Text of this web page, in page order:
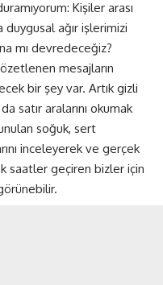
Kişiler arası
ağır işlerimizi
mı devredeceğiz?
mesajların
bir şey var. Artık gizli
satır aralarını okumak
soğuk, sert
inceleyerek ve gerçek
saatler geçiren bizler için